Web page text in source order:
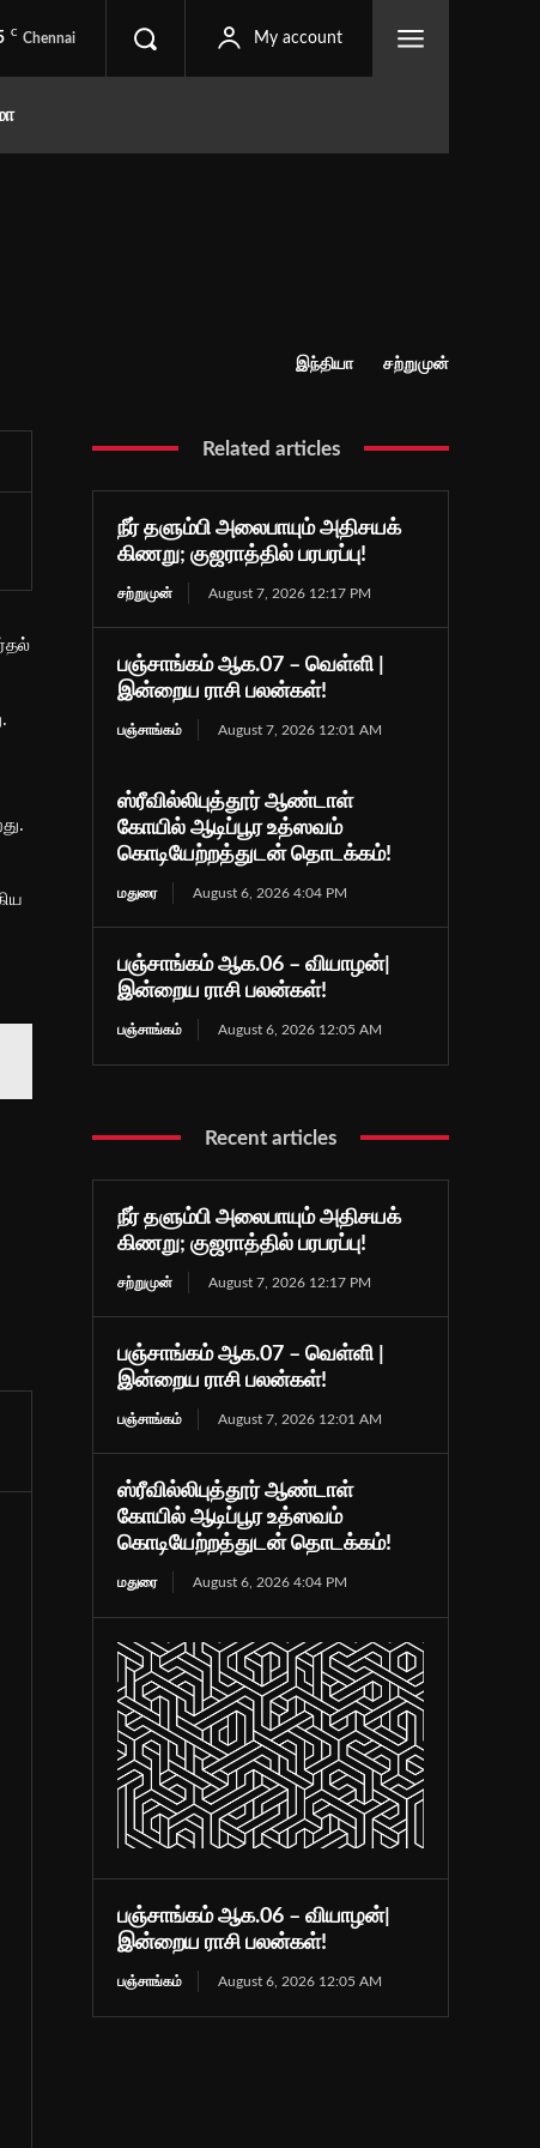
C Chennai My account
இந்தியா சற்றுமுன்
Related articles
நீர் தளும்பி அலைபாயும் அதிசயக்
கிணறு; குஜராத்தில் பரபரப்பு!
சற்றுமுன் August 7, 2026 12:17 PM
பஞ்சாங்கம் ஆக.07 – வெள்ளி |
இன்றைய ராசி பலன்கள்!
பஞ்சாங்கம் August 7, 2026 12:01 AM
ஸ்ரீவில்லிபுத்தூர் ஆண்டாள்
கோயில் ஆடிப்பூர உத்ஸவம்
கொடியேற்றத்துடன் தொடக்கம்!
மதுரை August 6, 2026 4:04 PM
பஞ்சாங்கம் ஆக.06 – வியாழன்|
இன்றைய ராசி பலன்கள்!
பஞ்சாங்கம் August 6, 2026 12:05 AM
Recent articles
நீர் தளும்பி அலைபாயும் அதிசயக்
கிணறு; குஜராத்தில் பரபரப்பு!
சற்றுமுன் August 7, 2026 12:17 PM
பஞ்சாங்கம் ஆக.07 – வெள்ளி |
இன்றைய ராசி பலன்கள்!
பஞ்சாங்கம் August 7, 2026 12:01 AM
ஸ்ரீவில்லிபுத்தூர் ஆண்டாள்
கோயில் ஆடிப்பூர உத்ஸவம்
கொடியேற்றத்துடன் தொடக்கம்!
மதுரை August 6, 2026 4:04 PM
பஞ்சாங்கம் ஆக.06 – வியாழன்|
இன்றைய ராசி பலன்கள்!
பஞ்சாங்கம் August 6, 2026 12:05 AM